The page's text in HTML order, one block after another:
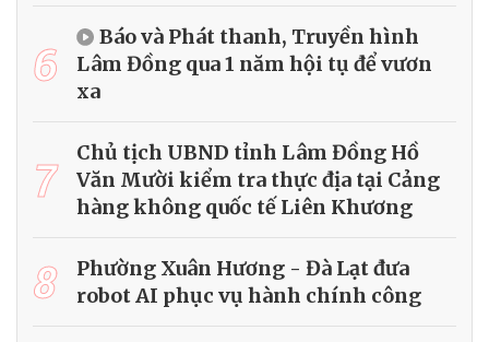
6
Báo và Phát thanh, Truyền hình
Lâm Đồng qua 1 năm hội tụ để vươn
xa
7
Chủ tịch UBND tỉnh Lâm Đồng Hồ
Văn Mười kiểm tra thực địa tại Cảng
hàng không quốc tế Liên Khương
8
Phường Xuân Hương - Đà Lạt đưa
robot AI phục vụ hành chính công